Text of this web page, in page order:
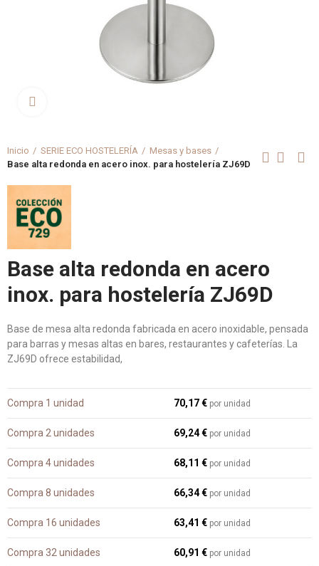
Inicio SERIE ECO HOSTELERÍA
Mesas y bases
Base alta redonda en acero inox. para hostelería ZJ69D
Base alta redonda en acero
inox. para hostelería ZJ69D
Base de mesa alta redonda fabricada en acero inoxidable, pensada
para barras y mesas altas en bares, restaurantes y cafeterías. La
ZJ69D ofrece estabilidad,
Compra 1 unidad 70,17 € por unidad
Compra 2 unidades 69,24 € por unidad
Compra 4 unidades 68,11 € por unidad
Compra 8 unidades 66,34 € por unidad
Compra 16 unidades 63,41 € por unidad
Compra 32 unidades 60,91 € por unidad